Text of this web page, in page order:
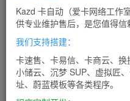
域名保护实用技巧，避开这些
异常坑！
实操技巧
Kazd 卡自动（爱卡网络工作
供专业维护售后，是您值得信
我们支持搭建：
卡速售、卡易信、卡商云、换
小储云、沉梦 SUP、虚拟匠
址、蔚蓝模板等各类程序。